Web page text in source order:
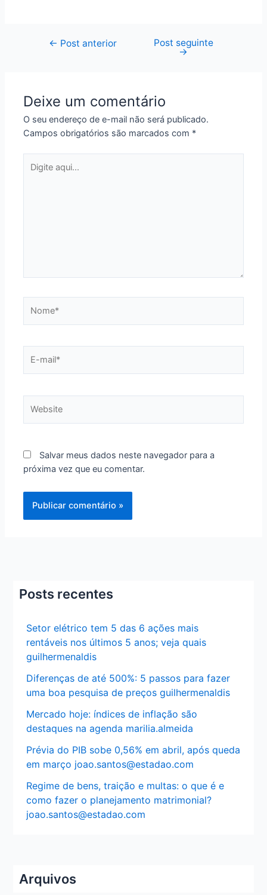
Navegação
← Post anterior Post seguinte
→
Deixe um comentário
O seu endereço de e-mail não será publicado.
Campos obrigatórios são marcados com *
aqui...
mail*
Salvar meus dados neste navegador para a
próxima vez que eu comentar.
Posts recentes
Setor elétrico tem 5 das 6 ações mais
rentáveis nos últimos 5 anos; veja quais
guilhermenaldis
Diferenças de até 500%: 5 passos para fazer
uma boa pesquisa de preços guilhermenaldis
Mercado hoje: índices de inflação são
destaques na agenda marilia.almeida
Prévia do PIB sobe 0,56% em abril, após queda
em março joao.santos@estadao.com
Regime de bens, traição e multas: o que é e
como fazer o planejamento matrimonial?
joao.santos@estadao.com
Arquivos